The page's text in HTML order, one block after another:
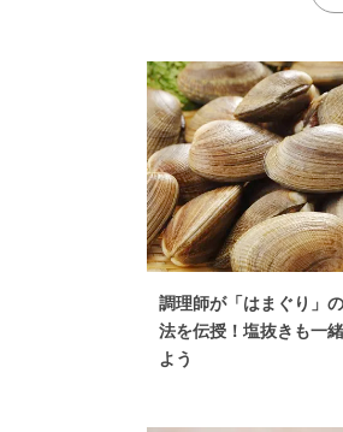
調理師が「はまぐり」
法を伝授！塩抜きも一
よう